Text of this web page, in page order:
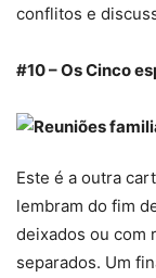
conflitos e
#10 – Os Cinco
Este é a outra
lembram do fim
deixados ou com
separados. Um